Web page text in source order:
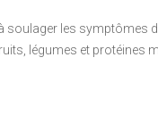
les symptômes
légumes et protéines